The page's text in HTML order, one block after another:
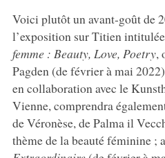
Voici plutôt un avant-goût de
l’exposition sur Titien intitulée
femme : Beauty, Love, Poetry,
Pagden (de février à mai
en collaboration avec le
Vienne, comprendra
de Véronèse, de Palma il
thème de la beauté féminine ;